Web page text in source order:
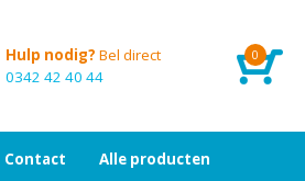
0
Hulp nodig? Bel direct
0342 42 40 44
Contact Alle producten